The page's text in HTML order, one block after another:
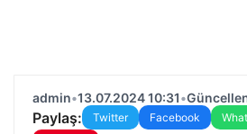
admin•13.07.2024 10:31•
Paylaş: Twitter Facebook